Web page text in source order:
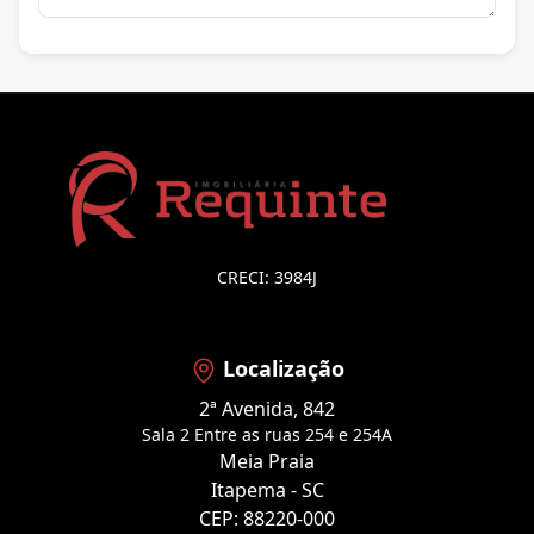
CRECI: 3984J
Localização
2ª Avenida, 842
Sala 2 Entre as ruas 254 e 254A
Meia Praia
Itapema - SC
CEP: 88220-000